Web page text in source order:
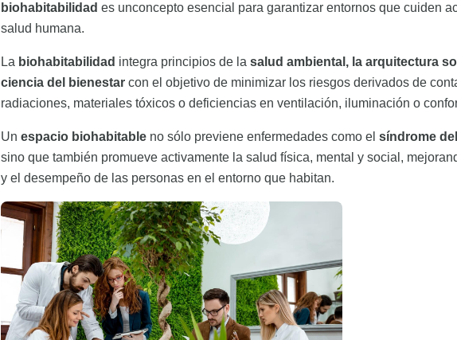
biohabitabilidad es unconcepto esencial para garantizar entornos que cuiden
salud humana.
La biohabitabilidad integra principios de la salud ambiental, la arquitectura
ciencia del bienestar con el objetivo de minimizar los riesgos derivados de
radiaciones, materiales tóxicos o deficiencias en ventilación, iluminación o
Un espacio biohabitable no sólo previene enfermedades como el síndrome
sino que también promueve activamente la salud física, mental y social,
y el desempeño de las personas en el entorno que habitan.